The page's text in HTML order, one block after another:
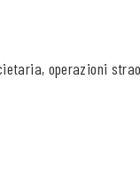
operazioni